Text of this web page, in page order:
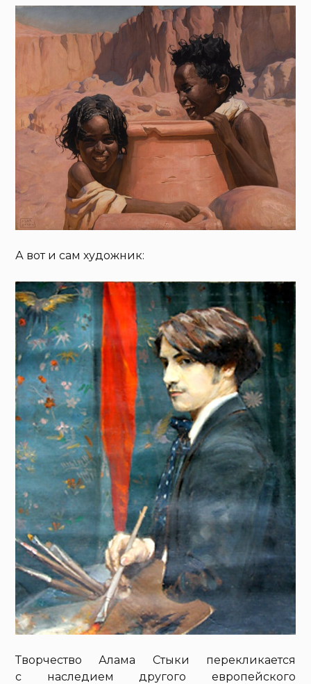
А вот и сам художник:
Творчество Алама Стыки перекликается
с наследием другого европейского